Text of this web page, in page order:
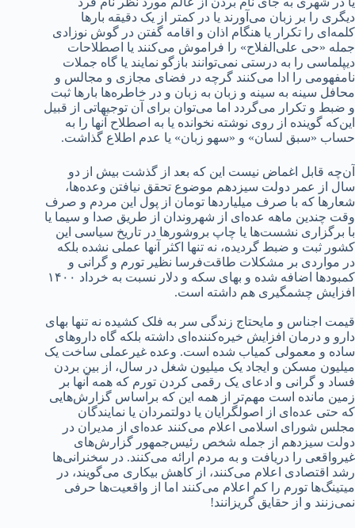
دیگری را بر زبان می‌آورند یا در کمتر از یک دقیقه بارها
کلمه‌ای را تکرار یا هنگام اذان و اقامه گفتن در گوش نوزادی
جمله «حی‌ علی‌الفلاح» را فراموش می‌کنند یا اصطلاحات
دیپلماسی را به درستی نمی‌توانند بازگو نمایند یا گاه جملات
نامفهومی را ادا می‌کنند گرچه در فضای مجازی و مجالس و
محافل سینه به سینه و زبان به زبان و در خاطره‌ها بارها ثبت
و ضبط و تکرار می‌گردد اما می‌توان برای آن توجیهاتی از قبیل
این‌که گوینده از روی نوشته نخوانده یا به اصطلاح آنها را به
حساب «سبق لسان» و «سهو زبان» یا عدم اطلاع گذاشت.
آن‌چه قابل اغماض نیست این که بعد از گذشت بیش از دو
سال از عمر دولت سیزدهم موضوع تحقق نیافتن وعده‌ها،
شعارها که با صرف میلیاردها تومان از پول این مردم و صرف
وقت چندین ماهه عده‌ای از شهروندان از طریق صدا و سیما یا
با برگزاری نشست‌ها یا چاپ بروشورها در تاریخ سیاسی این
کشور ثبت و ضبط گردیده، نه تنها اکثر آنها عملی نشده بلکه
در مواردی بر مشکلات طاقت‌فرسا نظیر تورم و گرانی و
کمبودها اضافه شده و بهای سکه و دلار نسبت به خرداد ۱۴۰۰
افزایش چشمگیری هم داشته است.
قیمت اجناس و مایحتاج زندگی سر به فلک کشیده نه تنها بهای
دارو و درمان افزایش خیره‌کننده‌ای داشته بلکه گاه داروهای
ساده و معمولی کمیاب شده است. وعده غیرعملی ساخت یک
میلیون مسکن و ایجاد یک میلیون شغل در سال، از بین بردن
فساد و گرانی و ادعای یک رقمی کردن تورم که همه آنها بر
زمین مانده است مهم‌تر از همه این که براساس گزارش‌هایی
که حتی عده‌ای از اصولگرایان یا دولتمردان یا نمایندگان
مجلس شورای اسلامی اعلام می‌کنند عده‌ای از مدیران در
دولت سیزدهم از جمله شخص رئیس‌جمهور گزارش‌های
غیرواقعی را دریافت و به مردم ارائه می‌کنند. در سخنرانی‌ها
رشد اقتصادی اعلام می‌کنند، از کاهش بیکاری می‌گویند، در
میتینگ‌ها تورم را کم اعلام می‌کنند اما از واقعیت‌ها حرفی
نمی‌زنند و از حقایق گریزانند!